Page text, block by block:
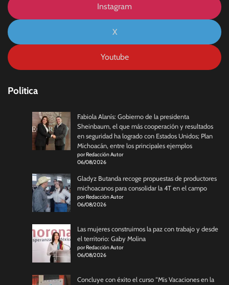
Instagram
X
Youtube
Politica
Fabiola Alanís: Gobierno de la presidenta
Sheinbaum, el que más cooperación y resultados
en seguridad ha logrado con Estados Unidos; Plan
Michoacán, entre los principales ejemplos
por Redacción Autor
06/08/2026
Gladyz Butanda recoge propuestas de productores
michoacanos para consolidar la 4T en el campo
por Redacción Autor
06/08/2026
Las mujeres construimos la paz con trabajo y desde
el territorio: Gaby Molina
por Redacción Autor
06/08/2026
Concluye con éxito el curso “Mis Vacaciones en la